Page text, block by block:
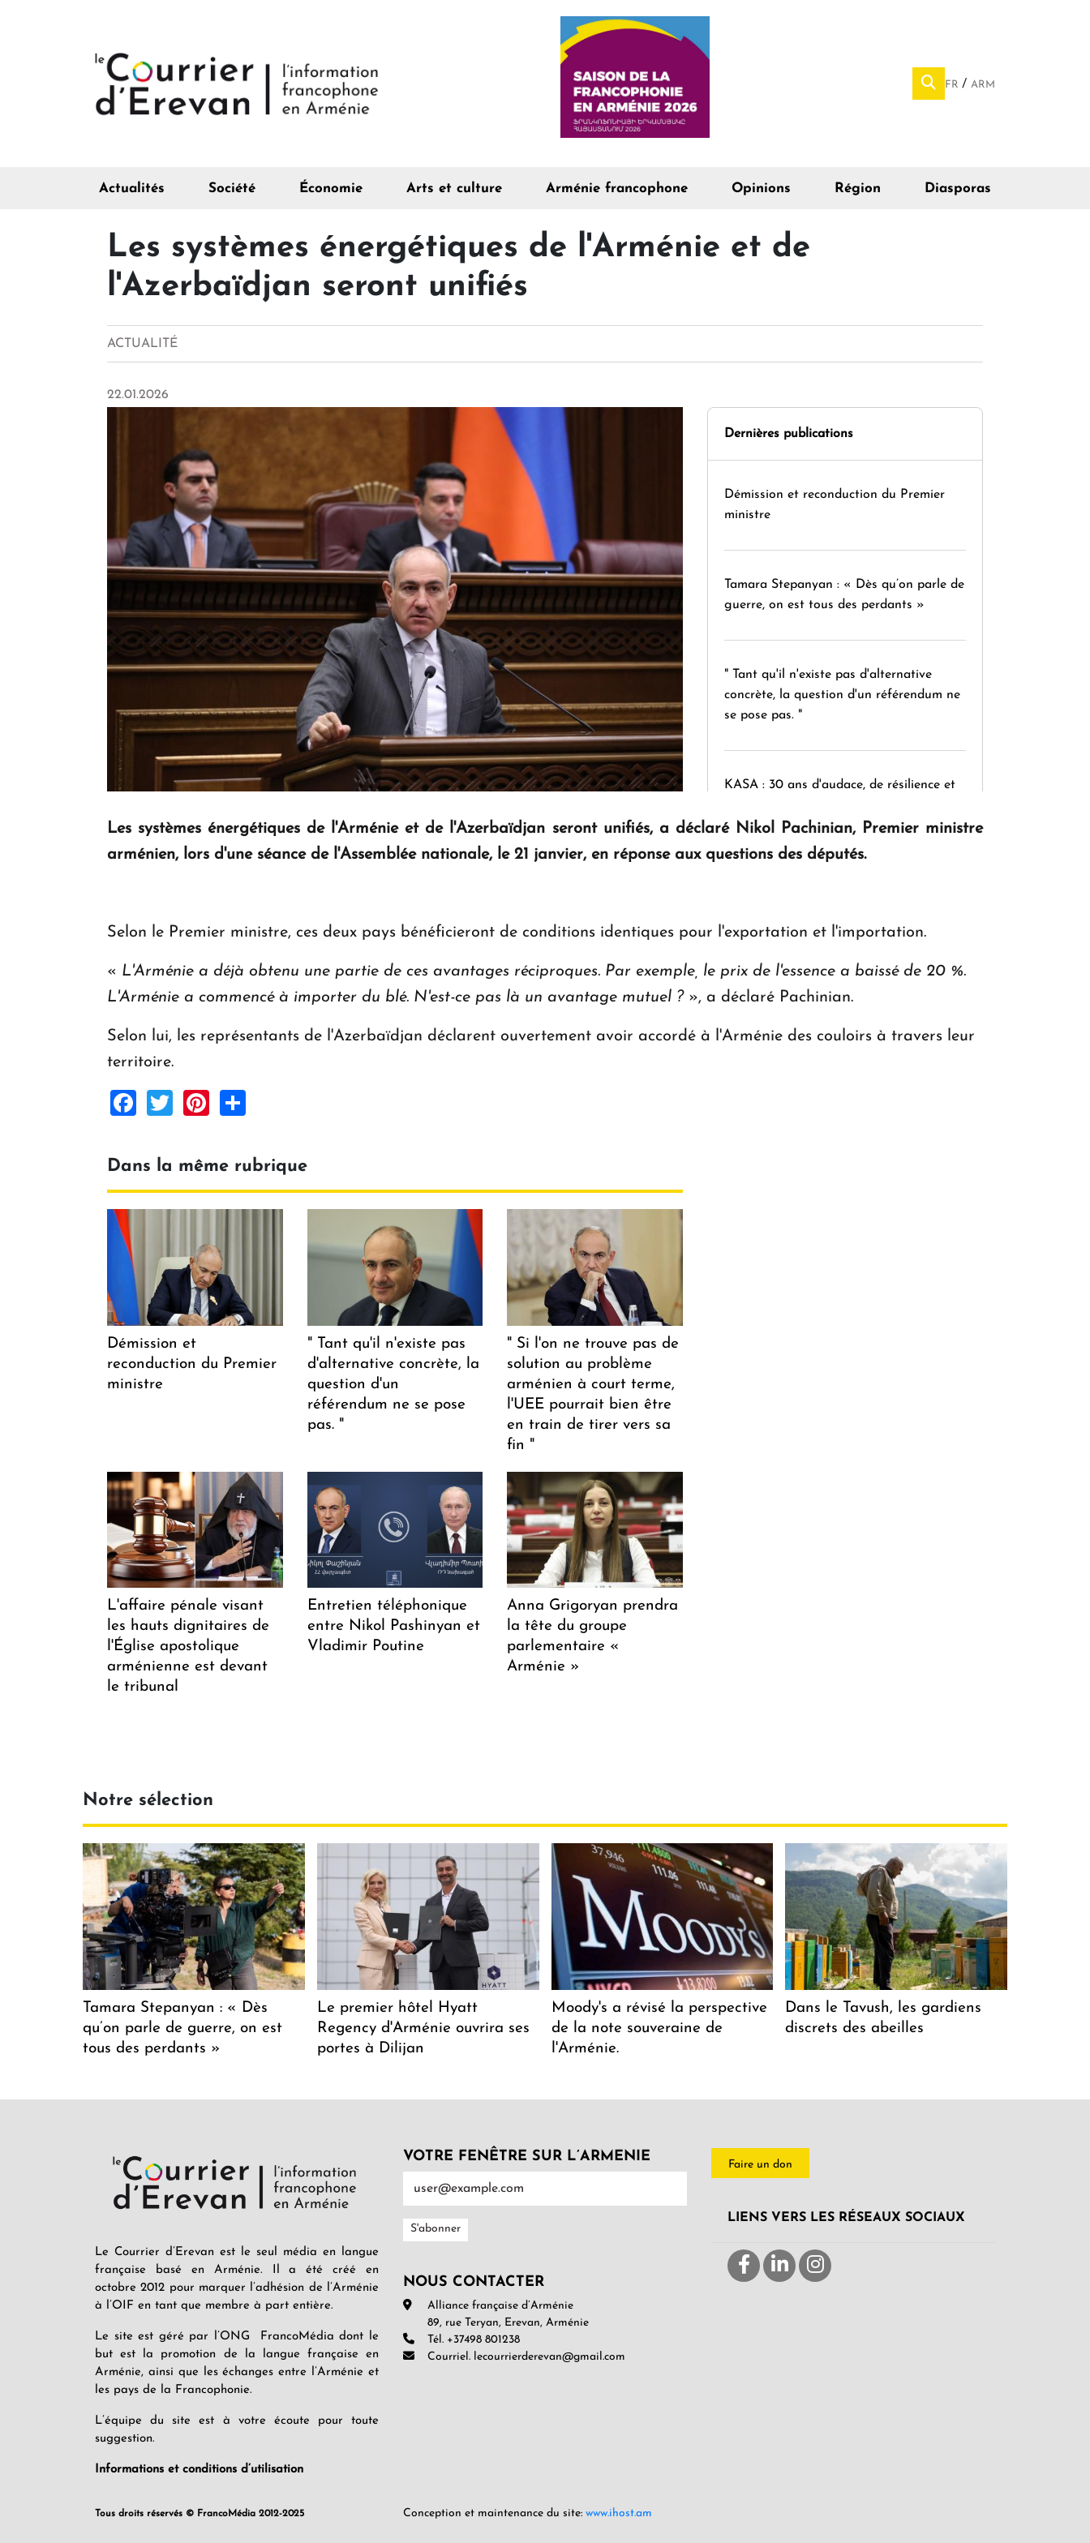
FR ARM
Actualités Société Économie Arts et culture Arménie francophone Opinions Région Diasporas
Les systèmes énergétiques de l'Arménie et de
l'Azerbaïdjan seront unifiés
ACTUALITÉ
22.01.2026
Dernières publications
Démission et reconduction du Premier
ministre
Tamara Stepanyan : « Dès qu’on parle de
guerre, on est tous des perdants »
" Tant qu'il n'existe pas d'alternative
concrète, la question d'un référendum ne
se pose pas. "
KASA : 30 ans d'audace, de résilience et
Les systèmes énergétiques de l'Arménie et de l'Azerbaïdjan seront unifiés, a déclaré Nikol Pachinian, Premier ministre
arménien, lors d'une séance de l'Assemblée nationale, le 21 janvier, en réponse aux questions des députés.
Selon le Premier ministre, ces deux pays bénéficieront de conditions identiques pour l'exportation et l'importation.
« L'Arménie a déjà obtenu une partie de ces avantages réciproques. Par exemple, le prix de l'essence a baissé de 20 %.
L'Arménie a commencé à importer du blé. N'est-ce pas là un avantage mutuel ?», a déclaré Pachinian.
Selon lui, les représentants de l'Azerbaïdjan déclarent ouvertement avoir accordé à l'Arménie des couloirs à travers leur
territoire.
Facebook
TwitterPinterest
Dans la même rubrique
Démission et
reconduction du Premier
ministre
" Tant qu'il n'existe pas
d'alternative concrète, la
question d'un
référendum ne se pose
pas. "
" Si l'on ne trouve pas de
solution au problème
arménien à court terme,
l'UEE pourrait bien être
en train de tirer vers sa
fin "
L'affaire pénale visant
les hauts dignitaires de
l'Église apostolique
arménienne est devant
le tribunal
Entretien téléphonique
entre Nikol Pashinyan et
Vladimir Poutine
Anna Grigoryan prendra
la tête du groupe
parlementaire «
Arménie »
Notre sélection
Tamara Stepanyan : « Dès
qu’on parle de guerre, on est
tous des perdants »
Le premier hôtel Hyatt
Regency d'Arménie ouvrira ses
portes à Dilijan
Moody's a révisé la perspective
de la note souveraine de
l'Arménie.
Dans le Tavush, les gardiens
discrets des abeilles
Le Courrier d’Erevan est le seul média en langue
française basé en Arménie. Il a été créé en
octobre 2012 pour marquer l’adhésion de l’Arménie
à l’OIF en tant que membre à part entière.
Le site est géré par l’ONG FrancoMédia dont le
but est la promotion de la langue française en
Arménie, ainsi que les échanges entre l’Arménie et
les pays de la Francophonie.
L’équipe du site est à votre écoute pour toute
suggestion.
Informations et conditions d’utilisation
Tous droits réservés © FrancoMédia 2012-2025
VOTRE FENÊTRE SUR L’ARMENIE
NOUS CONTACTER
Alliance française d’Arménie
89, rue Teryan, Erevan, Arménie
Tél. +37498 801238
Courriel. lecourrierderevan@gmail.com
Conception et maintenance du site: www.ihost.am
Faire un don
LIENS VERS LES RÉSEAUX SOCIAUX